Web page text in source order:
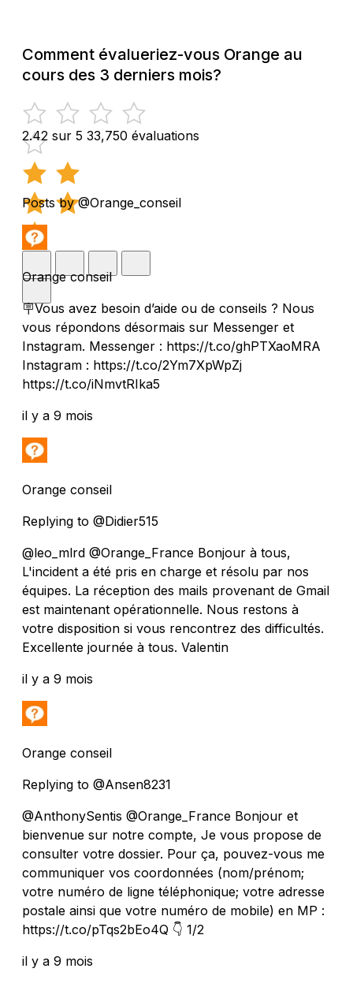
Comment évalueriez-vous Orange au
cours des 3 derniers mois?
2.42 sur 5 33,750 évaluations
Posts by @Orange_conseil
Orange conseil
🪧Vous avez besoin d’aide ou de conseils ? Nous
vous répondons désormais sur Messenger et
Instagram. Messenger : https://t.co/ghPTXaoMRA
Instagram : https://t.co/2Ym7XpWpZj
https://t.co/iNmvtRIka5
il y a 9 mois
Orange conseil
Replying to @Didier515
@leo_mlrd @Orange_France Bonjour à tous,
L'incident a été pris en charge et résolu par nos
équipes. La réception des mails provenant de Gmail
est maintenant opérationnelle. Nous restons à
votre disposition si vous rencontrez des difficultés.
Excellente journée à tous. Valentin
il y a 9 mois
Orange conseil
Replying to @Ansen8231
@AnthonySentis @Orange_France Bonjour et
bienvenue sur notre compte, Je vous propose de
consulter votre dossier. Pour ça, pouvez-vous me
communiquer vos coordonnées (nom/prénom;
votre numéro de ligne téléphonique; votre adresse
postale ainsi que votre numéro de mobile) en MP :
https://t.co/pTqs2bEo4Q 👇 1/2
il y a 9 mois